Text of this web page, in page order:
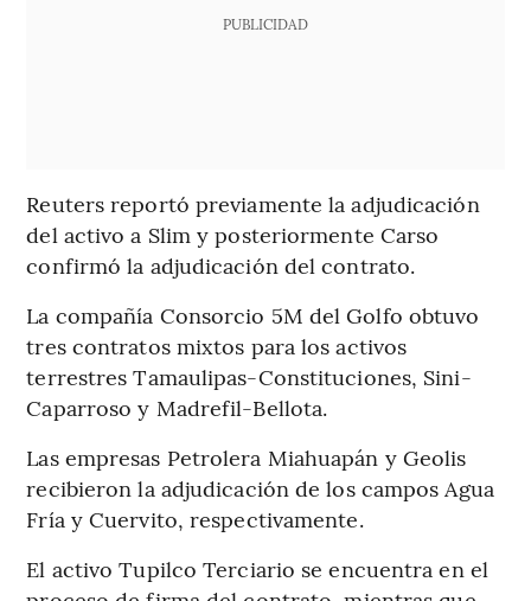
PUBLICIDAD
Reuters reportó previamente la adjudicación
del activo a Slim y posteriormente Carso
confirmó la adjudicación del contrato.
La compañía Consorcio 5M del Golfo obtuvo
tres contratos mixtos para los activos
terrestres Tamaulipas-Constituciones, Sini-
Caparroso y Madrefil-Bellota.
Las empresas Petrolera Miahuapán y Geolis
recibieron la adjudicación de los campos Agua
Fría y Cuervito, respectivamente.
El activo Tupilco Terciario se encuentra en el